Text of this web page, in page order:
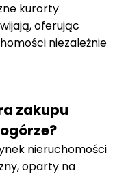
kurorty
oferując
niezależnie
zakupu
nieruchomości
oparty na